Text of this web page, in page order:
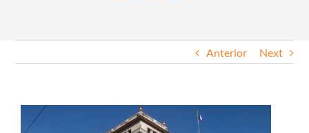
Anterior Next